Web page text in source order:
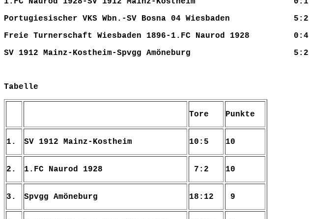
Portugiesischer VKS Wbn.-SV Bosna 04 Wiesbaden 5:2
Freie Turnerschaft Wiesbaden 1896-1.FC Naurod 1928 0:4
SV 1912 Mainz-Kostheim-Spvgg Amöneburg 5:2
Tabelle
Tore Punkte
1. SV 1912 Mainz-Kostheim 10:5 10
2. 1.FC Naurod 1928 7:2 10
3. Spvgg Amöneburg 18:12 9